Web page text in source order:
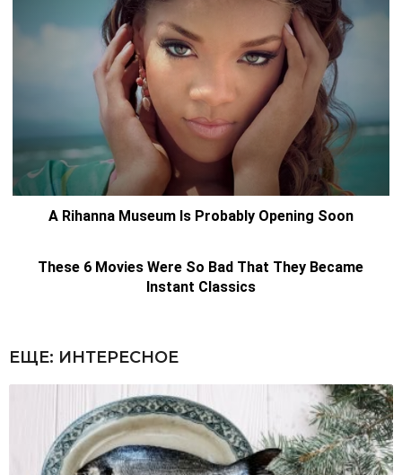
ЕЩЕ: ИНТЕРЕСНОЕ